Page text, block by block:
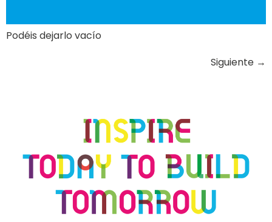
Podéis dejarlo vacío
Siguiente →